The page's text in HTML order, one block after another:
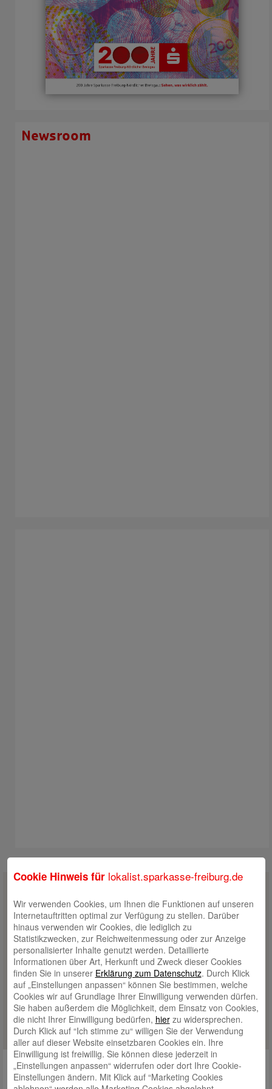
Newsroom
Clever sparen statt zocken
lokal ist vorausschauend. Weniger Spekulation, mehr Sicherheit –
Cookie Hinweis für lokalist.sparkasse-freiburg.de
Wir verwenden Cookies, um Ihnen die Funktionen auf unseren
Internetauftritten optimal zur Verfügung zu stellen. Darüber
hinaus verwenden wir Cookies, die lediglich zu
Statistikzwecken, zur Reichweitenmessung oder zur Anzeige
personalisierter Inhalte genutzt werden. Detaillierte
Informationen über Art, Herkunft und Zweck dieser Cookies
finden Sie in unserer Erklärung zum Datenschutz. Durch Klick
auf „Einstellungen anpassen“ können Sie bestimmen, welche
Cookies wir auf Grundlage Ihrer Einwilligung verwenden dürfen.
Sie haben außerdem die Möglichkeit, dem Einsatz von Cookies,
die nicht Ihrer Einwilligung bedürfen, hierzu widersprechen.
Durch Klick auf “Ich stimme zu“ willigen Sie der Verwendung
aller auf dieser Website einsetzbaren Cookies ein. Ihre
Einwilligung ist freiwillig. Sie können diese jederzeit in
„Einstellungen anpassen“ widerrufen oder dort Ihre Cookie-
Einstellungen ändern. Mit Klick auf “Marketing Cookies